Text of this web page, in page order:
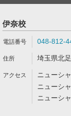
伊奈校
048-812-
埼玉県北
ニューシ
ニューシ
ニューシ